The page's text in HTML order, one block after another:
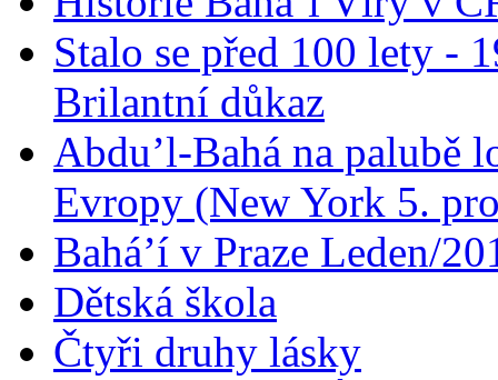
Stalo se před 100 lety -
Brilantní důkaz
Abdu’l-Bahá na palubě
Evropy (New York 5.
Bahá’í v Praze Leden/
Dětská škola
Čtyři druhy lásky